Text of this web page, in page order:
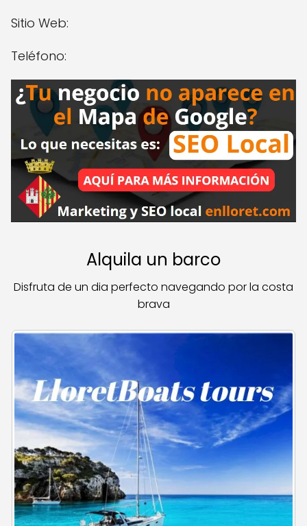
Sitio Web:
Teléfono:
Alquila un barco
Disfruta de un dia perfecto navegando por la costa
brava